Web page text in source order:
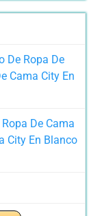
De Cama
City En Blanco